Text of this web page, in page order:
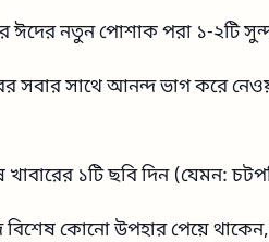
নতুন পোশাক পরা ১-২টি
সবার সাথে আনন্দ ভাগ করে
খাবারের ১টি ছবি দিন (যেমন:
কোনো উপহার পেয়ে থাকেন,